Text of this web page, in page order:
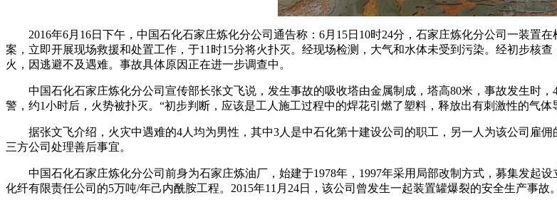
2016年6月16日下午，中国石化石家庄炼化分公司通告称：6月15日10时24分，石家庄炼化分公司一装置
案，立即开展现场救援和处置工作，于11时15分将火扑灭。经现场检测，大气和水体未受到污染。经初步核
火，因逃避不及遇难。事故具体原因正在进一步调查中。
中国石化石家庄炼化分公司宣传部长张文飞说，发生事故的吸收塔由金属制成，塔高80米，事故发生时，
警，约1小时后，火势被扑灭。“初步判断，应该是工人施工过程中的焊花引燃了塑料，释放出有刺激性的气
据张文飞介绍，火灾中遇难的4人均为男性，其中3人是中石化第十建设公司的职工，另一人为该公司雇
三方公司处理善后事宜。
中国石化石家庄炼化分公司前身为石家庄炼油厂，始建于1978年，1997年采用局部改制方式，募集发起
化纤有限责任公司的5万吨/年己内酰胺工程。2015年11月24日，该公司曾发生一起装置罐爆裂的安全生产事故。